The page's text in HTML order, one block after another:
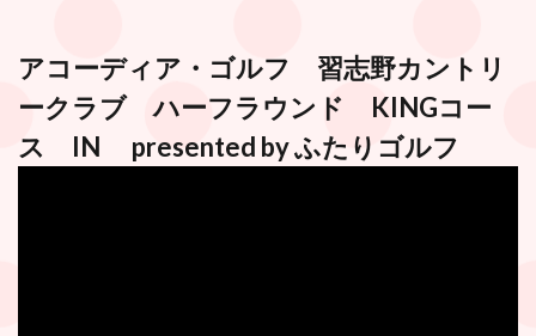
アコーディア・ゴルフ 習志野カントリ
ークラブハーフラウンド KINGコー
ス IN presented byふたりゴルフ